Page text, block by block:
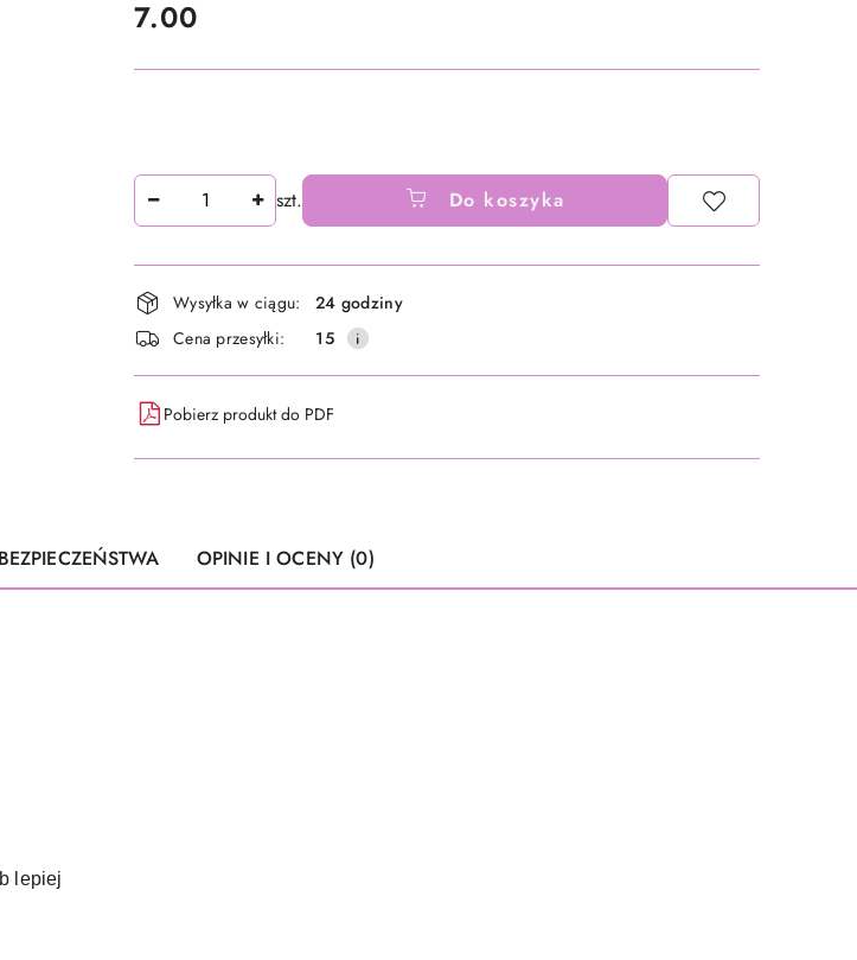
cena:
7.00
Ilość szt. Do koszyka
Dostępność
i
dostawa
Wysyłka w ciągu:
24 godziny
Cena przesyłki:
15
Pobierz produkt do PDF
OPINIE I OCENY (0)
lepiej